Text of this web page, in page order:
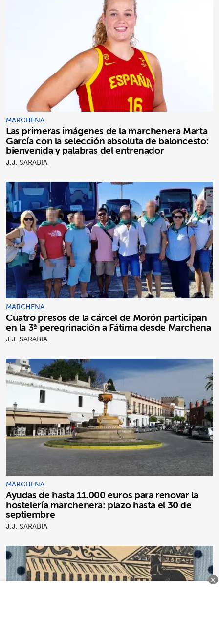
MARCHENA
Las primeras imágenes de la marchenera Marta
García con la selección absoluta de baloncesto:
bienvenida y palabras del entrenador
J.J. SARABIA
MARCHENA
Cuatro presos de la cárcel de Morón participan
en la 3ª peregrinación a Fátima desde Marchena
J.J. SARABIA
MARCHENA
Ayudas de hasta 11.000 euros para renovar la
hostelería marchenera: plazo hasta el 30 de
septiembre
J.J. SARABIA
×